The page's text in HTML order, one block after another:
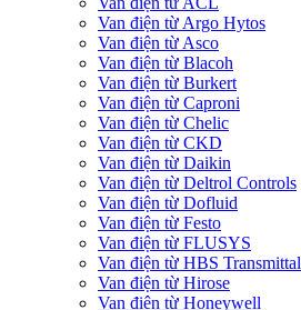
Van điện từ Argo Hytos
Van điện từ Asco
Van điện từ Blacoh
Van điện từ Burkert
Van điện từ Caproni
Van điện từ Chelic
Van điện từ CKD
Van điện từ Daikin
Van điện từ Deltrol Controls
Van điện từ Dofluid
Van điện từ Festo
Van điện từ FLUSYS
Van điện từ HBS Transmittal
Van điện từ Hirose
Van điện từ Honeywell